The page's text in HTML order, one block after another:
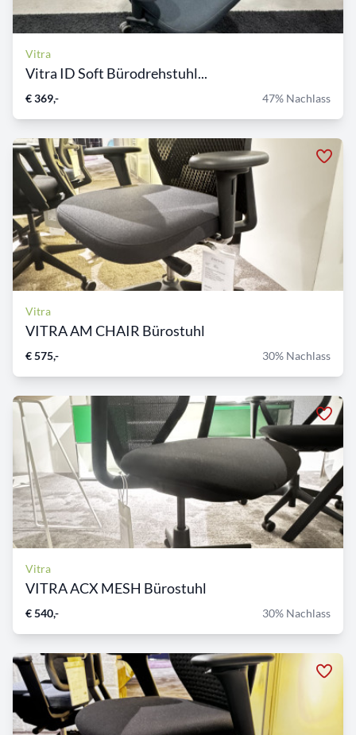
Vitra
Vitra ID Soft Bürodrehstuhl...
€ 369,- 47% Nachlass
Vitra
VITRA AM CHAIR Bürostuhl
€ 575,- 30% Nachlass
Vitra
VITRA ACX MESH Bürostuhl
€ 540,- 30% Nachlass